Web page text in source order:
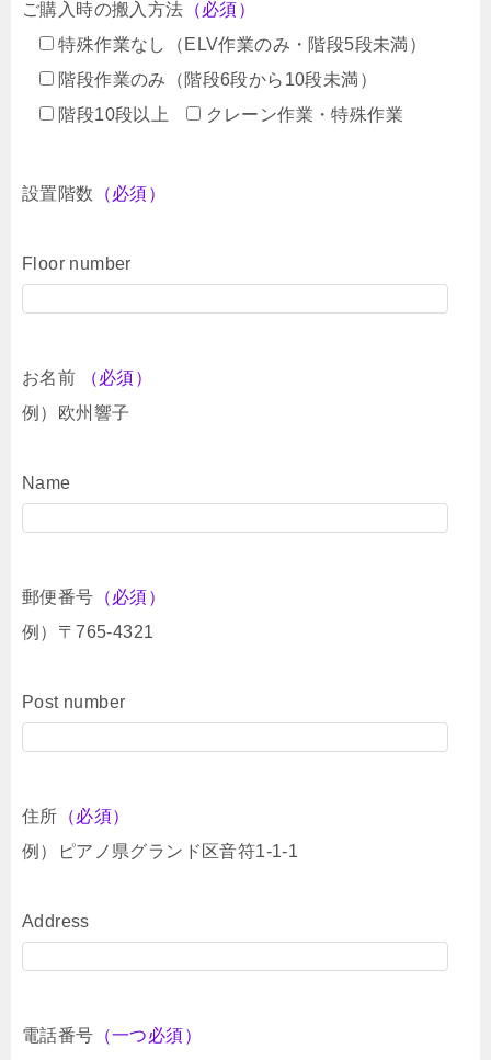
ご購入時の搬入方法 （必須）
特殊作業なし（ELV作業のみ・階段5段未満）
階段作業のみ（階段6段から10段未満）
階段10段以上
クレーン作業・特殊作業
設置階数 （必須）
Floor number
お名前
（必須）
例）欧州響子
Name
郵便番号 （必須）
例）〒765-4321
Post number
住所 （必須）
例）ピアノ県グランド区音符1-1-1
Address
電話番号 （一つ必須）